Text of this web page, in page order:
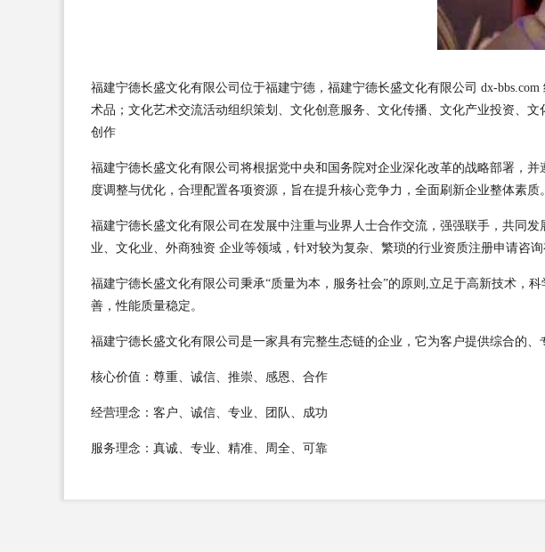
福建宁德长盛文化有限公司位于福建宁德，福建宁德长盛文化有限公司 dx-
术品；文化艺术交流活动组织策划、文化创意服务、文化传播、文化产业投资、
创作
福建宁德长盛文化有限公司将根据党中央和国务院对企业深化改革的战略部署，
度调整与优化，合理配置各项资源，旨在提升核心竞争力，全面刷新企业整体素
福建宁德长盛文化有限公司在发展中注重与业界人士合作交流，强强联手，共同
业、文化业、外商独资 企业等领域，针对较为复杂、繁琐的行业资质注册申请咨
福建宁德长盛文化有限公司秉承“质量为本，服务社会”的原则,立足于高新技术，
善，性能质量稳定。
福建宁德长盛文化有限公司是一家具有完整生态链的企业，它为客户提供综合的
核心价值：尊重、诚信、推崇、感恩、合作
经营理念：客户、诚信、专业、团队、成功
服务理念：真诚、专业、精准、周全、可靠